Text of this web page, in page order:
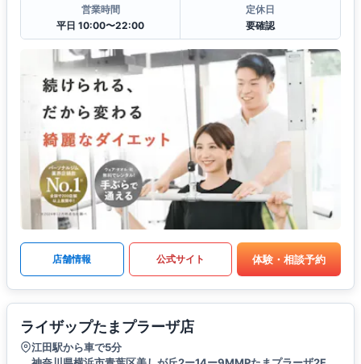
営業時間
平日 10:00〜22:00
定休日
要確認
店舗情報 公式サイト 体験・相談予約
ライザップたまプラーザ店
江田駅から車で5分